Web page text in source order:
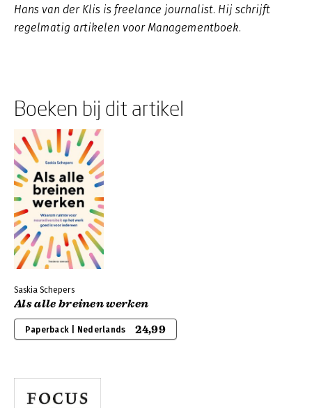
Hans van der Klis is freelance journalist. Hij schrijft
regelmatig artikelen voor Managementboek.
Boeken bij dit artikel
Saskia Schepers
Als alle breinen werken
Paperback | Nederlands 24,99